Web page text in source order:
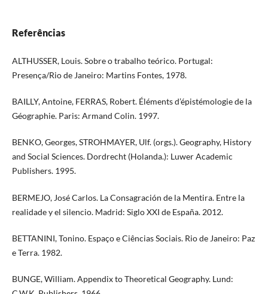
Referências
ALTHUSSER, Louis. Sobre o trabalho teórico. Portugal:
Presença/Rio de Janeiro: Martins Fontes, 1978.
BAILLY, Antoine, FERRAS, Robert. Éléments d’épistémologie de la
Géographie. Paris: Armand Colin. 1997.
BENKO, Georges, STROHMAYER, Ulf. (orgs.). Geography, History
and Social Sciences. Dordrecht (Holanda.): Luwer Academic
Publishers. 1995.
BERMEJO, José Carlos. La Consagración de la Mentira. Entre la
realidade y el silencio. Madrid: Siglo XXI de España. 2012.
BETTANINI, Tonino. Espaço e Ciências Sociais. Rio de Janeiro: Paz
e Terra. 1982.
BUNGE, William. Appendix to Theoretical Geography. Lund: